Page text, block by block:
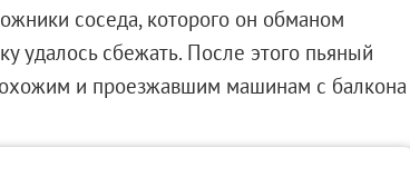
соседа, которого он обманом
удалось сбежать. После этого пьяный
и проезжавшим машинам с балкона